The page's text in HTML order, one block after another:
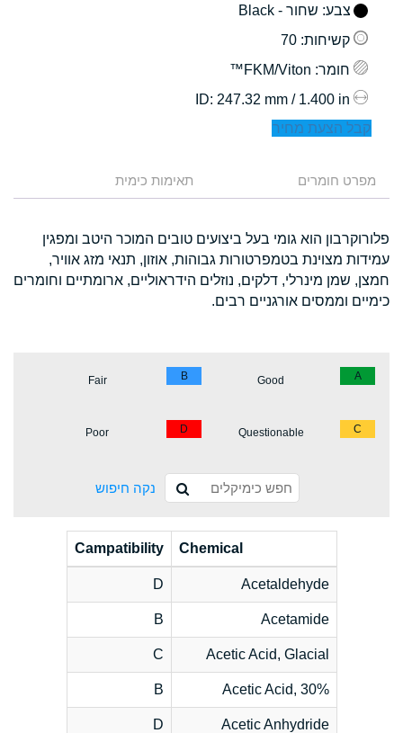
צבע: שחור - Black
קשיחות: 70
חומר: FKM/Viton™
: 247.32 mm / 1.400 in
קבל הצעת מחיר
מפרט חומרים תאימות כימית
פלורוקרבון הוא גומי בעל ביצועים טובים המוכר היטב ומפגין
עמידות מצוינת בטמפרטורות גבוהות, אוזון, תנאי מזג אוויר,
חמצן, שמן מינרלי, דלקים, נוזלים הידראוליים, ארומתיים וחומרים
כימיים וממסים אורגניים רבים.
A
Good
B
Fair
C
Questionable
D
Poor
נקה חיפוש
Chemical
Campatibility
Acetaldehyde
D
Acetamide
B
Acetic Acid, Glacial
C
Acetic Acid, 30%
B
Acetic Anhydride
D